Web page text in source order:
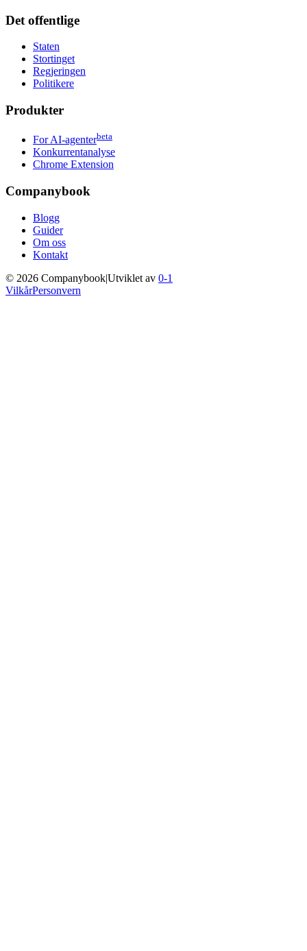
Det offentlige
Staten
Stortinget
Regjeringen
Politikere
Produkter
For AI-agenterbeta
Konkurrentanalyse
Chrome Extension
Companybook
Blogg
Guider
Om oss
Kontakt
© 2026 Companybook|Utviklet av 0-1
VilkårPersonvern